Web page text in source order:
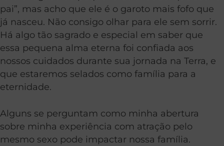
pai”, mas acho que ele é o garoto mais fofo que
já nasceu. Não consigo olhar para ele sem sorrir.
Há algo tão sagrado e especial em saber que
essa pequena alma eterna foi confiada aos
nossos cuidados durante sua jornada na Terra, e
que estaremos selados como família para a
eternidade.
Alguns se perguntam como minha abertura
sobre minha experiência com atração pelo
mesmo sexo pode impactar nossa família.